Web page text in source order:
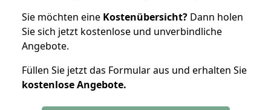
Sie möchten eine Kostenübersicht? Dann holen
Sie sich jetzt kostenlose und unverbindliche
Angebote.
Füllen Sie jetzt das Formular aus und erhalten Sie
kostenloseAngebote.